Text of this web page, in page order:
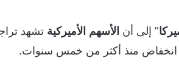
” إلى أن الأسهم الأميركية تشهد
انخفاض منذ أكثر من خمس سنوات.